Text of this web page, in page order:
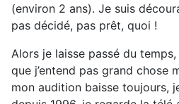
(environ 2 ans). Je suis
pas décidé, pas prêt, quoi !
Alors je laisse passé du
que j’entend pas grand chose
mon audition baisse toujours,